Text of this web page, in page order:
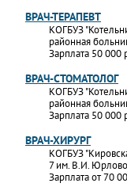
ВРАЧ-ТЕРАПЕВТ
КОГБУЗ
районная
Зарплата 50 000
ВРАЧ-СТОМАТОЛОГ
КОГБУЗ
районная
Зарплата 50 000
ВРАЧ-ХИРУРГ
КОГБУЗ
7 им. В.И.
Зарплата от 70